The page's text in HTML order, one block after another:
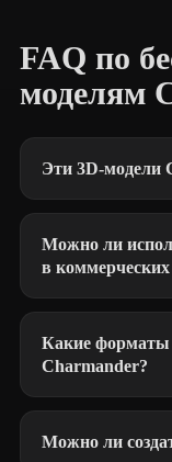
FAQ по
моделям
Эти 3D-модели
Можно ли
в коммерческих
Какие форматы
Charmander?
Можно ли